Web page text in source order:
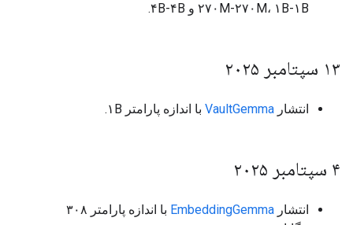
۲۷۰M-۲۷۰M، ۱B-۱B و ۴B-۴B.
۱۳ سپتامبر ۲۰۲۵
انتشار VaultGemma با اندازه پارامتر ۱B.
۴ سپتامبر ۲۰۲۵
انتشار EmbeddingGemma
با اندازه پارامتر ۳۰۸